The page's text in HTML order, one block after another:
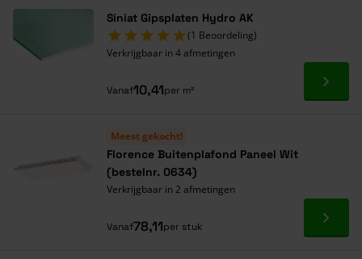
Siniat Gipsplaten Hydro AK
(1 Beoordeling)
Verkrijgbaar in 4 afmetingen
Vanaf10,41per m² Ga
Meest gekocht!
Florence Buitenplafond Paneel Wit
(bestelnr. 0634)
Verkrijgbaar in 2 afmetingen
Vanaf78,11per stuk Ga